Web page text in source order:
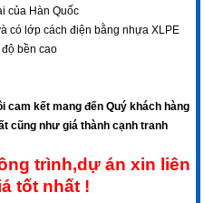
của Hàn Quốc
có lớp cách điện bằng nhựa XLPE
bền cao
cam kết mang đến Quý khách hàng
cũng như giá thành cạnh tranh
trình,dự án xin liên
tốt nhất !